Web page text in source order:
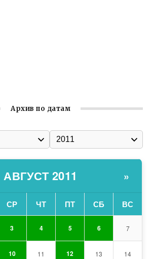
Архив по датам
АВГУСТ 2011 »
СР ЧТ ПТ СБ ВС
3 4 5 6 7
10 11 12 13 14